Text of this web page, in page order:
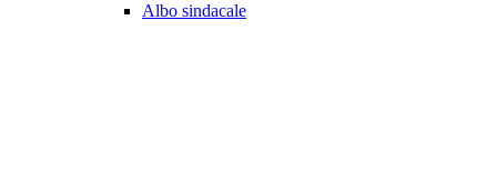
Albo sindacale